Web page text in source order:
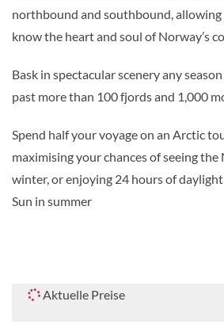
northbound and southbound,
know the heart and soul of Norway’s
Bask in spectacular scenery any
past more than 100 fjords and 1,000
Spend half your voyage on an Arctic
maximising your chances of seeing
winter, or enjoying 24 hours of
Sun in summer
Aktuelle Preise